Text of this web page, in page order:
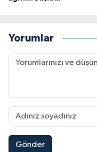
Yorumlar
Gönder